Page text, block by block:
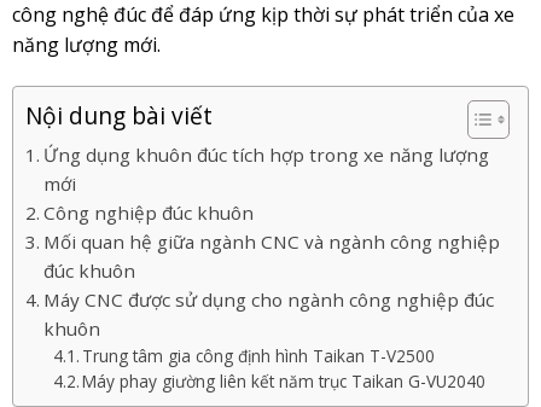
công nghệ đúc để đáp ứng kịp thời sự phát triển của xe
năng lượng mới.
Nội dung bài viết
Ứng dụng khuôn đúc tích hợp trong xe năng lượng
mới
Công nghiệp đúc khuôn
Mối quan hệ giữa ngành CNC và ngành công nghiệp
đúc khuôn
Máy CNC được sử dụng cho ngành công nghiệp đúc
khuôn
Trung tâm gia công định hình Taikan T-V2500
Máy phay giường liên kết năm trục Taikan G-VU2040